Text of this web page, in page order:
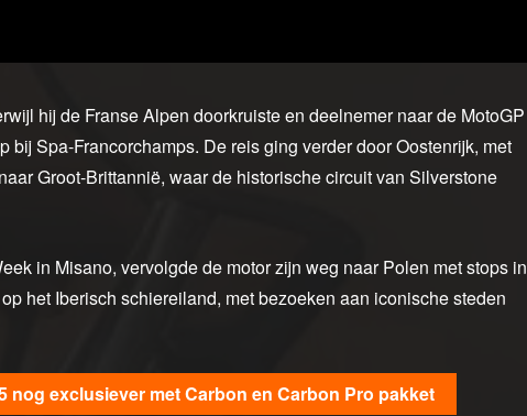
hij de Franse Alpen doorkruiste en deelnemer naar de MotoGP
bij Spa-Francorchamps. De reis ging verder door Oostenrijk, met
Groot-Brittannië, waar de historische circuit van Silverstone
in Misano, vervolgde de motor zijn weg naar Polen met stops in
het Iberisch schiereiland, met bezoeken aan iconische steden
nog exclusiever met Carbon en Carbon Pro pakket